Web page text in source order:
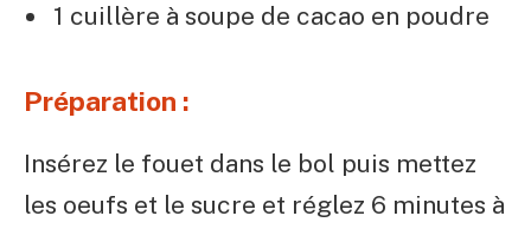
1 cuillère à soupe de cacao en poudre
Préparation :
Insérez le fouet dans le bol puis mettez
les oeufs et le sucre et réglez 6 minutes à